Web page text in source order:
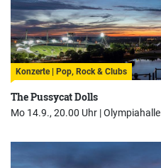
Konzerte | Pop, Rock & Clubs
The Pussycat Dolls
Mo 14.9., 20.00 Uhr |Olympiahalle